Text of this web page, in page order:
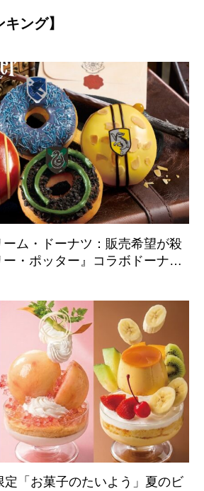
ング】
ム・ドーナツ：販売希望が殺
・ポッター』コラボドーナツ
定「お菓子のたいよう」夏のビ